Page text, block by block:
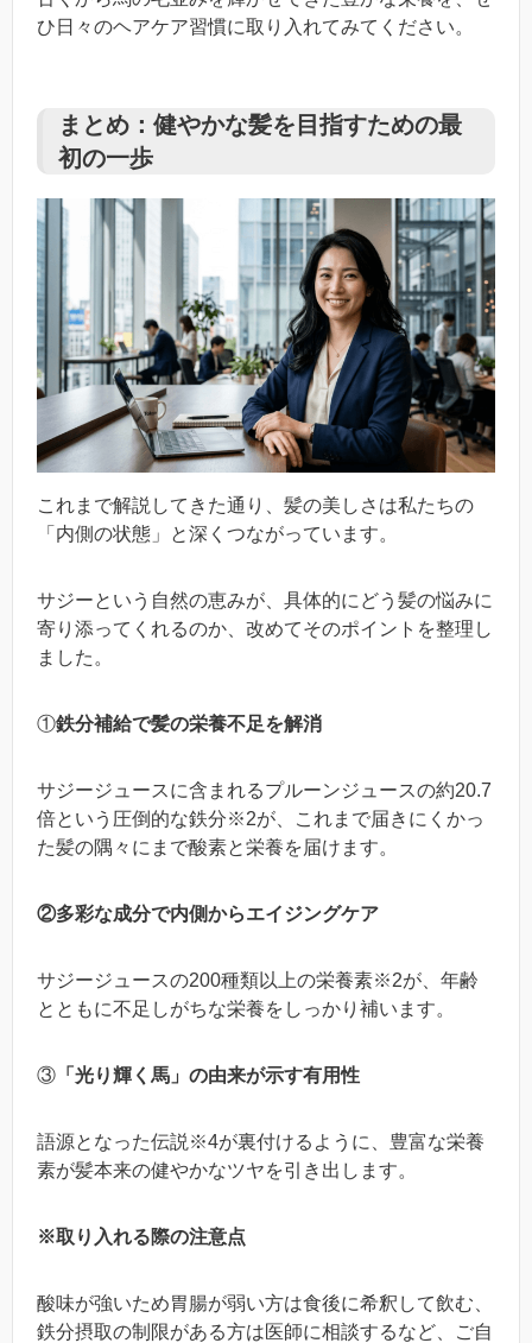
ひ日々のヘアケア習慣に取り入れてみてください。
まとめ：健やかな髪を目指すための最
初の一歩
これまで解説してきた通り、髪の美しさは私たちの
「内側の状態」と深くつながっています。
サジーという自然の恵みが、具体的にどう髪の悩みに
寄り添ってくれるのか、改めてそのポイントを整理し
ました。
①鉄分補給で髪の栄養不足を解消
サジージュースに含まれるプルーンジュースの約20.7
倍という圧倒的な鉄分※2が、これまで届きにくかっ
た髪の隅々にまで酸素と栄養を届けます。
②多彩な成分で内側からエイジングケア
サジージュースの200種類以上の栄養素※2が、年齢
とともに不足しがちな栄養をしっかり補います。
③ 「光り輝く馬」の由来が示す有用性
語源となった伝説※4が裏付けるように、豊富な栄養
素が髪本来の健やかなツヤを引き出します。
※取り入れる際の注意点
酸味が強いため胃腸が弱い方は食後に希釈して飲む、
鉄分摂取の制限がある方は医師に相談するなど、ご自